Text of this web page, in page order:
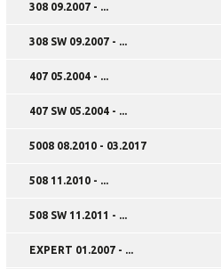
308 09.2007 - ...
308 SW 09.2007 - ...
407 05.2004 - ...
407 SW 05.2004 - ...
5008 08.2010 - 03.2017
508 11.2010 - ...
508 SW 11.2011 - ...
EXPERT 01.2007 - ...